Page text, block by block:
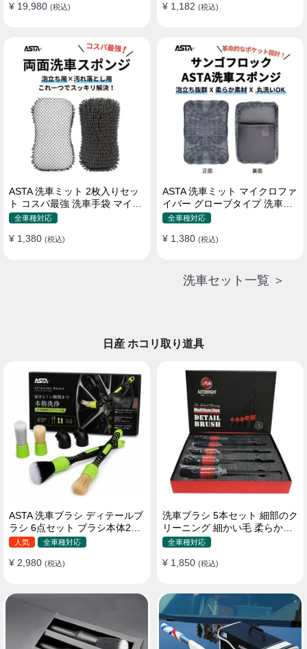
転ノズル トリガーガン 蛇口接
属 水道接続不要 多機能コンパ
クト収納
¥ 19,980 (税込)
グッズ 掃除 手袋型 洗車タオル
¥ 1,182 (税込)
ASTA 洗車ミット 2枚入りセッ
ト コスパ最強 洗車手袋 マイク
ロファイバー製 洗車グッズ 車
全車種対応
¥ 1,380 (税込)
ASTA 洗車ミット マイクロファ
イバー グローブタイプ 洗車プ
ロも愛用 傷防止 高吸水 車 バイ
全車種対応
¥ 1,380 (税込)
洗車セット一覧 ＞
日産 ホコリ取り道具
ASTA 洗車ブラシ ディテールブ
ラシ 6点セット ブラシ本体2本
替えヘッド2個 アダプター2個
ド
人気 全車種対応
¥ 2,980 (税込)
洗車ブラシ 5本セット 細部のク
リーニング 細かい毛 柔らかい
豚毛 ディテールブラシ
全車種対応
¥ 1,850 (税込)